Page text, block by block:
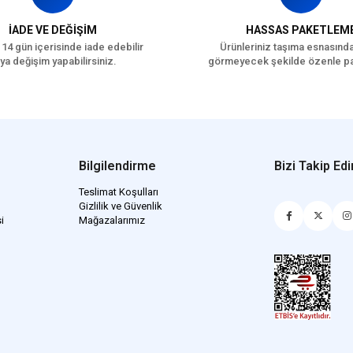
İADE VE DEĞİŞİM
gün içerisinde iade edebilir
değişim yapabilirsiniz.
HASSAS
Ürünleriniz taşıma
görmeyecek şekilde özenle
Bilgilendirme
Teslimat Koşulları
Gizlilik ve Güvenlik
Mağazalarımız
Bizi Takip